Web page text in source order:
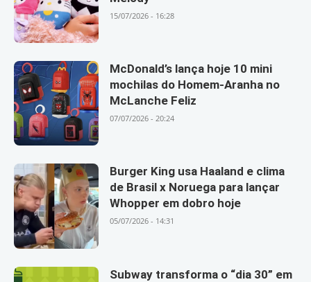
15/07/2026 - 16:28
McDonald’s lança hoje 10 mini
mochilas do Homem-Aranha no
McLanche Feliz
07/07/2026 - 20:24
Burger King usa Haaland e clima
de Brasil x Noruega para lançar
Whopper em dobro hoje
05/07/2026 - 14:31
Subway transforma o “dia 30” em